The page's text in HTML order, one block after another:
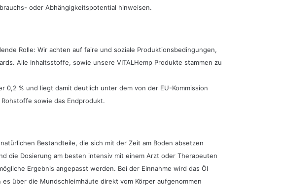
oder Abhängigkeitspotential hinweisen.
Rolle: Wir achten auf faire und soziale Produktionsbedingungen,
Alle Inhaltsstoffe, sowie unsere VITALHemp Produkte stammen zu
0,2 % und liegt damit deutlich unter dem von der EU-Kommission
sowie das Endprodukt.
Bestandteile, die sich mit der Zeit am Boden absetzen
die Dosierung am besten intensiv mit einem Arzt oder Therapeuten
Ergebnis angepasst werden. Bei der Einnahme wird das Öl
über die Mundschleimhäute direkt vom Körper aufgenommen